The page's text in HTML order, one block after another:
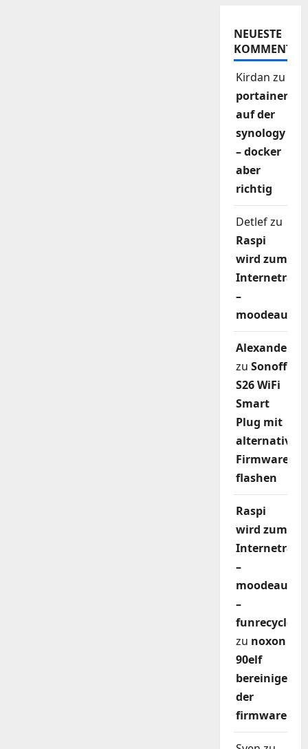
NEUESTE
Kirdan zu
portainer
auf der
synology
– docker
aber
richtig
Detlefzu
Raspi
wird zum
–
moodeaudio
Alexander
zu Sonoff
S26 WiFi
Smart
Plug mit
alternativer
Firmware
flashen
Raspi
wird zum
–
moodeaudio
–
funrecycler
zu noxon
90elf
bereinigen
der
firmware